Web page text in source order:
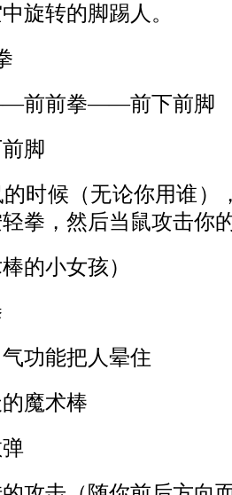
旋转的脚踢人。
前前拳——前下前脚
脚
时候（无论你用谁）
拳，然后当鼠攻击你
的小女孩）
功能把人晕住
魔术棒